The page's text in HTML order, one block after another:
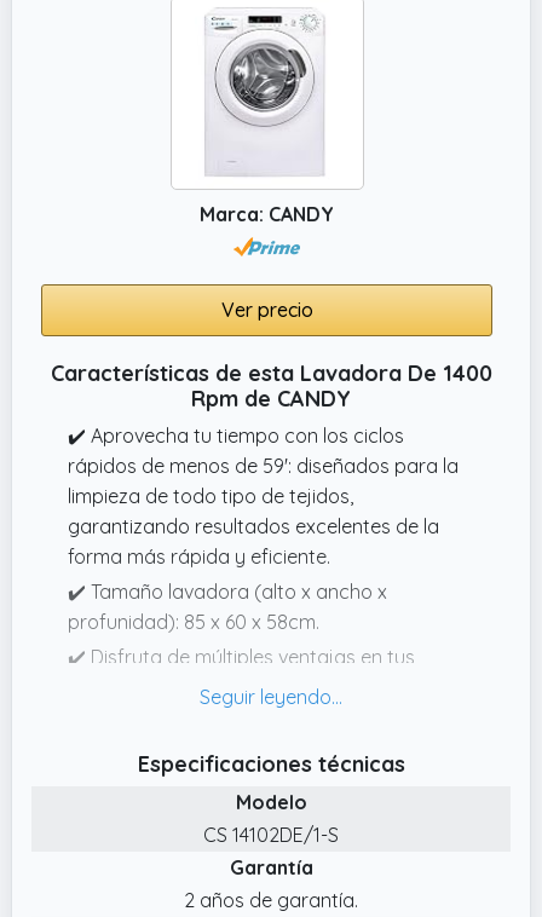
menor consumo de energía, siendo la mejor
opción para tu hogar y el medio ambiente.
Marca: CANDY
Ver precio
Características de esta Lavadora De 1400
Rpm de CANDY
✔️ Aprovecha tu tiempo con los ciclos
rápidos de menos de 59': diseñados para la
limpieza de todo tipo de tejidos,
garantizando resultados excelentes de la
forma más rápida y eficiente.
✔️ Tamaño lavadora (alto x ancho x
profunidad): 85 x 60 x 58cm.
✔️ Disfruta de múltiples ventajas en tus
sesiones de lavado: inicio retrasado de hasta
asistente por voz y mucho más.
✔️ Di adiós a los problemas de espalda, con
la escotilla XXL: la puerta más alta y grande
ofrece una mayor comodidad de uso, sin
forzar la espalda mientras se carga la ropa
Especificaciones técnicas
Modelo
CS 14102DE/1-S
Garantía
2 años de garantía.